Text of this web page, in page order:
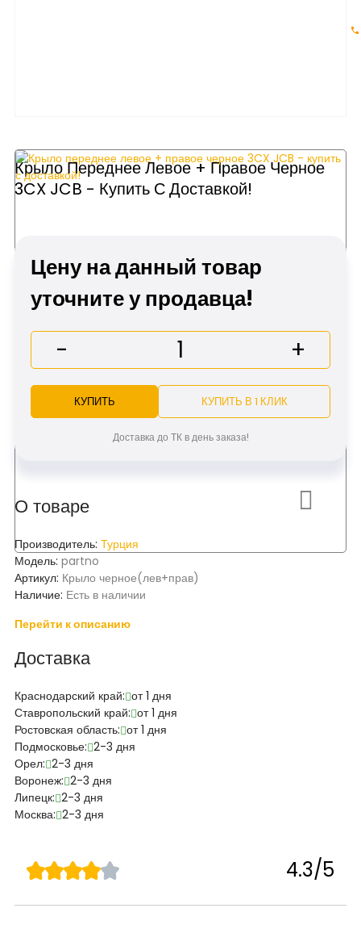
Крыло Переднее Левое + Правое Черное
3CX JCB - Купить С Доставкой!
О товаре
Производитель: Турция
Модель: partno
Артикул: Крыло черное(лев+прав)
Наличие: Есть в наличии
Перейти к описанию
Доставка
Краснодарский край: от 1 дня
Ставропольский край: от 1 дня
Ростовская область: от 1 дня
Подмосковье: 2-3 дня
Орел: 2-3 дня
Воронеж: 2-3 дня
Липецк: 2-3 дня
Москва: 2-3 дня
Цену на данный товар
уточните у продавца!
- +
КУПИТЬ КУПИТЬ В 1 КЛИК
Доставка до ТК в день заказа!
4.3/5